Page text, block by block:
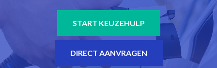
START KEUZEHULP
DIRECT AANVRAGEN